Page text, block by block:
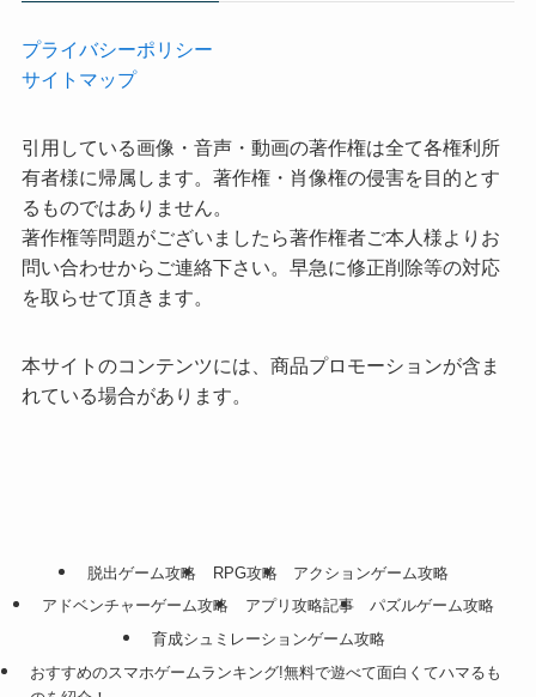
プライバシーポリシー
サイトマップ
引用している画像・音声・動画の著作権は全て各権利所
有者様に帰属します。著作権・肖像権の侵害を目的とす
るものではありません。
著作権等問題がございましたら著作権者ご本人様よりお
問い合わせからご連絡下さい。早急に修正削除等の対応
を取らせて頂きます。
本サイトのコンテンツには、商品プロモーションが含ま
れている場合があります。
脱出ゲーム攻略 RPG攻略
アクションゲーム攻略
アドベンチャーゲーム攻略
アプリ攻略記事
パズルゲーム攻略
育成シュミレーションゲーム攻略
おすすめのスマホゲームランキング!無料で遊べて面白くてハマるも